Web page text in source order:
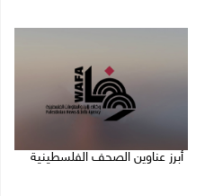
أبرز عناوين الصحف الفلسطينية